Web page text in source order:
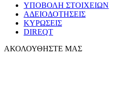
ΥΠΟΒΟΛΗ ΣΤΟΙΧΕΙΩΝ
ΑΔΕΙΟΔΟΤΗΣΕΙΣ
ΚΥΡΩΣΕΙΣ
DIREQT
ΑΚΟΛΟΥΘΗΣΤΕ ΜΑΣ